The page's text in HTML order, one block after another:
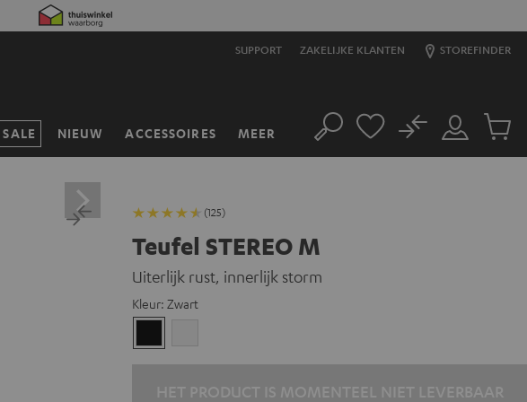
SUPPORT ZAKELIJKE KLANTEN STOREFINDER
SALE NIEUW ACCESSOIRES MEER Zoeken
Mijn
account
No
(125)
Teufel STEREO M
Uiterlijk rust, innerlijk storm
Kleur: Zwart